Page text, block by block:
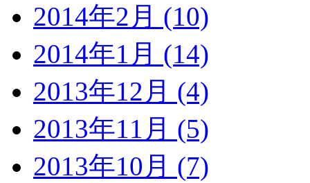
2014年2月 (10)
2014年1月 (14)
2013年12月 (4)
2013年11月 (5)
2013年10月 (7)